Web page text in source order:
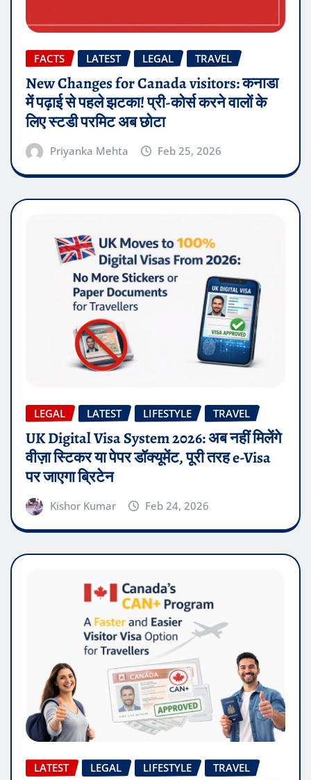
FACTS LATEST LEGAL TRAVEL
New Changes for Canada visitors: कनाडा
में पढ़ाई से पहले झटका! प्री-कोर्स करने वालों के
लिए स्टडी परमिट अब छोटा
Priyanka Mehta Feb 25, 2026
LEGAL LATEST LIFESTYLE TRAVEL
UK Digital Visa System 2026: अब नहीं मिलेंगे
वीज़ा स्टिकर या पेपर डॉक्यूमेंट, पूरी तरह e-Visa
पर जाएगा ब्रिटेन
Kishor Kumar Feb 24, 2026
LATEST LEGAL LIFESTYLE TRAVEL